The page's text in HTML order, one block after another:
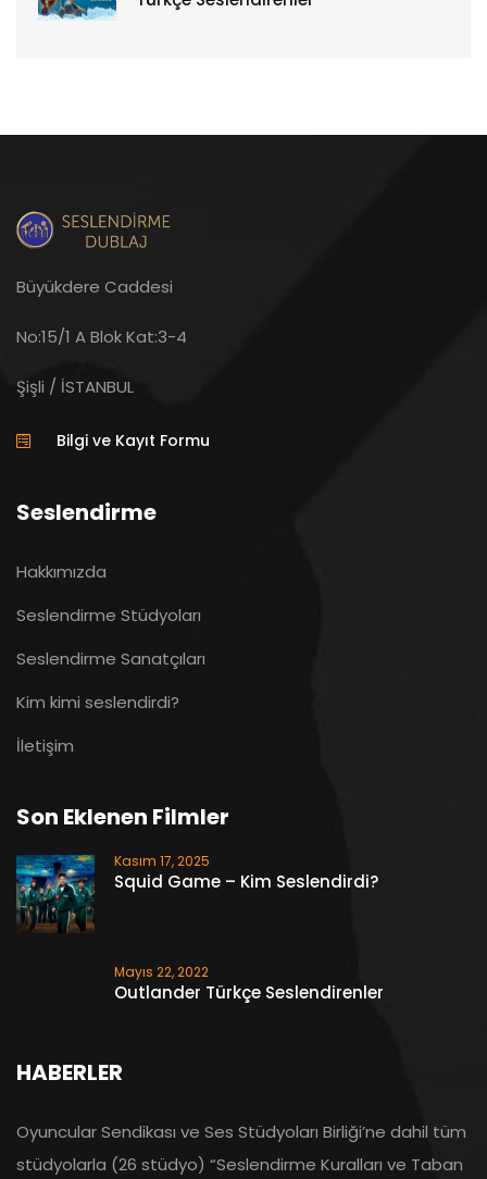
Büyükdere Caddesi
No:15/1 A Blok Kat:3-4
Şişli / İSTANBUL
Bilgi ve Kayıt Formu
Seslendirme
Hakkımızda
Seslendirme Stüdyoları
Seslendirme Sanatçıları
Kim kimi seslendirdi?
İletişim
Son Eklenen Filmler
Kasım 17, 2025
Squid Game – Kim Seslendirdi?
Mayıs 22, 2022
Outlander Türkçe Seslendirenler
HABERLER
Oyuncular Sendikası ve Ses Stüdyoları Birliği’ne dahil tüm
stüdyolarla (26 stüdyo) “Seslendirme Kuralları ve Taban